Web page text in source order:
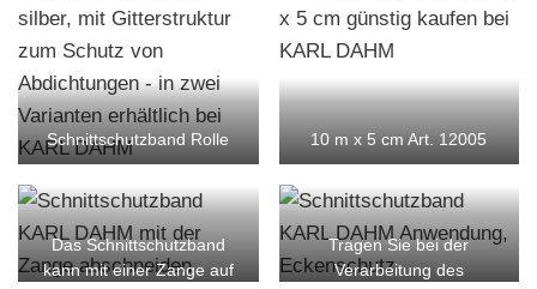
Schnittschutzband Rolle 10 m x 5 cm Art. 12005
Das Schnittschutzband
kann mit einer Zange auf
Tragen Sie bei der
Verarbeitung des